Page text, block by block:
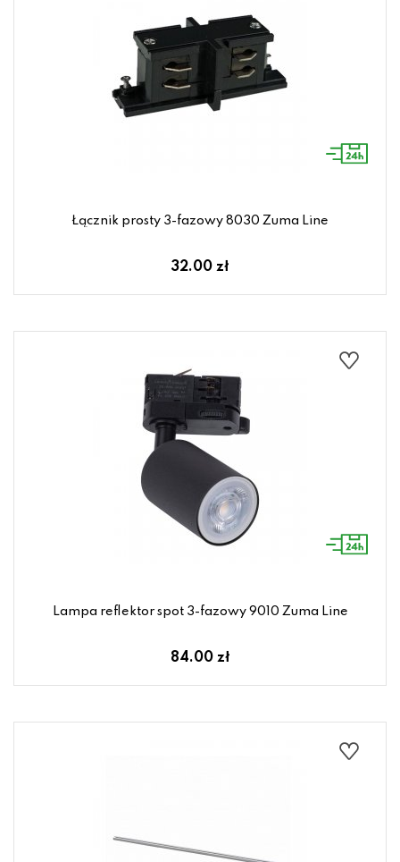
Łącznik prosty 3-fazowy 8030 Zuma Line
32.00 zł
Lampa reflektor spot 3-fazowy 9010 Zuma Line
84.00 zł